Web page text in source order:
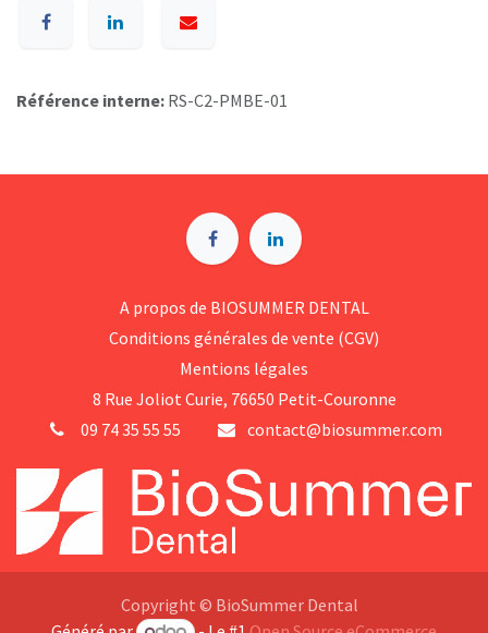
Référence interne: RS-C2-PMBE-01
A p​ropos de BIOSUMMER DENTAL
Conditions générales d​e vente (CGV)
Mentions légales
8 Rue Jol​iot Curie, 76650 Petit-Couronne
09 74 35 55 55
contact@biosummer.com
Copyright © BioSummer Dental